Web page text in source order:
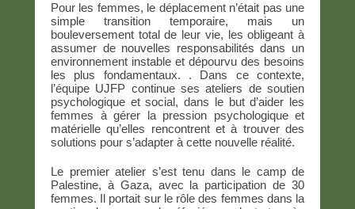
Pour les femmes, le déplacement n’était pas une
simple transition temporaire, mais un
bouleversement total de leur vie, les obligeant à
assumer de nouvelles responsabilités dans un
environnement instable et dépourvu des besoins
les plus fondamentaux. . Dans ce contexte,
l’équipe UJFP continue ses ateliers de soutien
psychologique et social, dans le but d’aider les
femmes à gérer la pression psychologique et
matérielle qu’elles rencontrent et à trouver des
solutions pour s’adapter à cette nouvelle réalité.
Le premier atelier s’est tenu dans le camp de
Palestine, à Gaza, avec la participation de 30
femmes. Il portait sur le rôle des femmes dans la